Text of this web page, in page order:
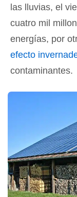
las lluvias, el
cuatro mil
energías, por
efecto
contaminantes.